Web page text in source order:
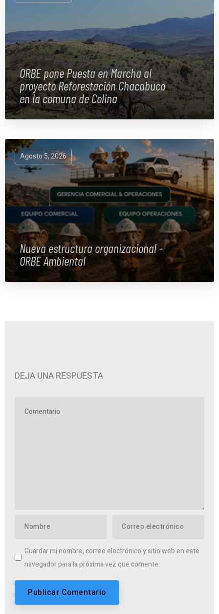
ORBE pone Puesta en Marcha al
proyecto Reforestación Chacabuco
en la comuna de Colina
Agosto 5, 2026
Nueva estructura organizacional -
ORBE Ambiental
DEJA UNA RESPUESTA
Guardar mi nombre, correo electrónico y sitio web en este
navegador para la próxima vez que comente.